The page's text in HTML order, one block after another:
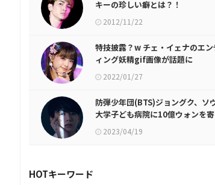
キーの珍しい癖とは？！
2012/11/22
特技披露？w チェ・イェナのエ
ィング妖精gif画像が話題に
2022/01/27
防弾少年団(BTS)ジョングク、ソ
大学子ども病院に10億ウォンを寄
付…低所得層の子供たちの治療の
に
2023/04/19
HOTキーワード